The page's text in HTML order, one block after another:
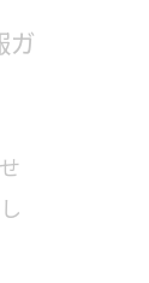
ガ